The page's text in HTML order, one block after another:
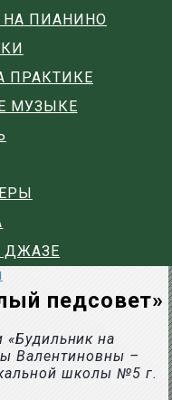
ПИАНИНО
ПРАКТИКЕ
МУЗЫКЕ
ДЖАЗЕ
педсовет»
«Будильник на
Валентиновны –
школы №5 г.